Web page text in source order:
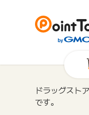
ドラッグスト
です。